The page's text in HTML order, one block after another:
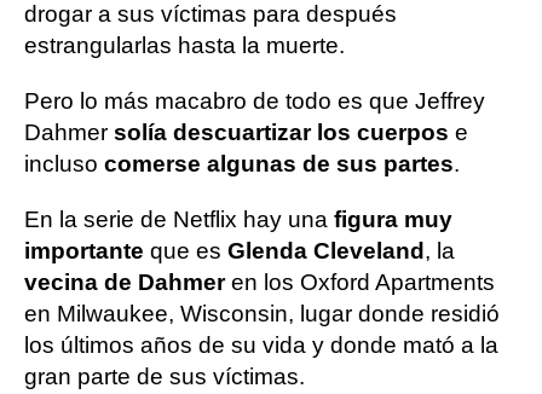
drogar a sus víctimas para después
estrangularlas hasta la muerte.
Pero lo más macabro de todo es que Jeffrey
Dahmer solía descuartizar los cuerpos e
incluso comerse algunas de sus partes.
En la serie de Netflix hay una figura muy
importante que es Glenda Cleveland , la
vecina de Dahmeren los Oxford Apartments
en Milwaukee, Wisconsin, lugar donde residió
los últimos años de su vida y donde mató a la
gran parte de sus víctimas.